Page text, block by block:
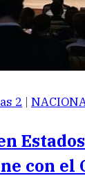
2 |
con el